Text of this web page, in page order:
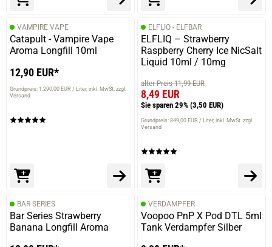
VAMPIRE VAPE
Catapult - Vampire Vape
Aroma Longfill 10ml
12,90 EUR*
Grundpreis: 1.290,00 EUR / Liter inkl. MwSt. zzgl.
Versand
ELFLIQ - ELFBAR
ELFLIQ – Strawberry
Raspberry Cherry Ice NicSalt
Liquid 10ml / 10mg
alter Preis 11,99 EUR
8,49 EUR
Sie sparen 29% (3,50 EUR)
Grundpreis: 849,00 EUR / Liter inkl. MwSt. zzgl.
Versand
BAR SERIES
Bar Series Strawberry
Banana Longfill Aroma
VERDAMPFER
Voopoo PnP X Pod DTL 5ml
Tank Verdampfer Silber